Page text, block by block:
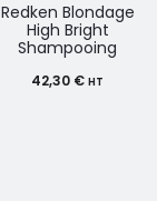
Redken Blondage
High Bright
Shampooing
42,30 € HT